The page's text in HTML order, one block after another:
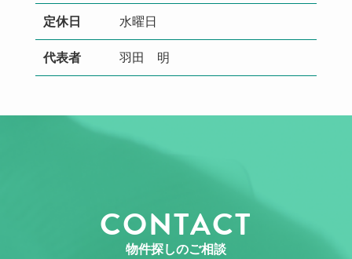
定休日 水曜日
代表者 羽田 明
CONTACT
物件探しのご相談